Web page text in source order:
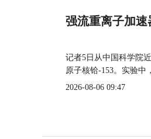
强流重离子加速
记者5日从中国科学院
原子核铪-153。实验中
2026-08-06 09:47